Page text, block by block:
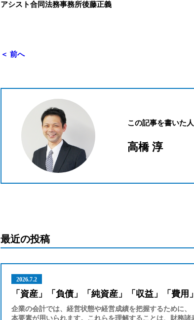
アシスト合同法務事務所後藤正義
＜ 前へ
この記事を書いた人
高橋 淳
最近の投稿
2026.7.2
「資産」「負債」「純資産」「収益」「費用
企業の会計では、経営状態や経営成績を把握するために
本要素が用いられます。これらを理解することは、財務